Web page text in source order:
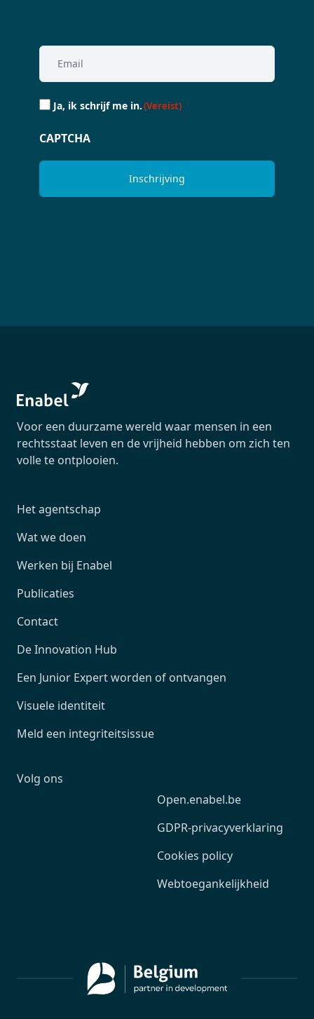
Email
(Vereist)
Ja,
schrijf
in.
Ja, ik schrijf me in.(Vereist)
CAPTCHA
Voor een duurzame wereld waar mensen in een
rechtsstaat leven en de vrijheid hebben om zich ten
volle te ontplooien.
Het agentschap
Wat we doen
Werken bij Enabel
Publicaties
Contact
De Innovation Hub
Een Junior Expert worden of ontvangen
Visuele identiteit
Meld een integriteitsissue
Open.enabel.be
GDPR-privacyverklaring
Cookies policy
Webtoegankelijkheid
Volg ons